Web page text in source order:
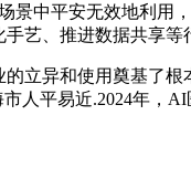
中平安无效地利用
艺、推进数据共享等
异和使用奠基了根
人平易近.2024年，